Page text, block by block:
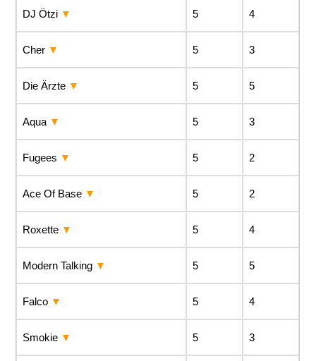
DJ Ötzi 5 4
Cher 5 3
Die Ärzte 5 5
Aqua 5 3
Fugees 5 2
Ace Of Base 5 2
Roxette 5 4
Modern Talking 5 5
Falco 5 4
Smokie 5 3